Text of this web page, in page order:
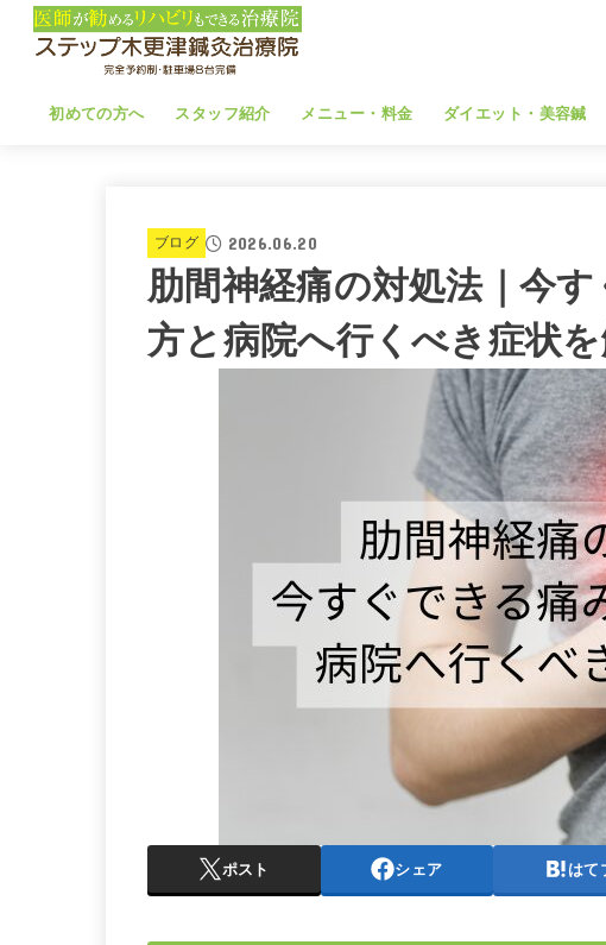
初めての方へ スタッフ紹介 メニュー・料金 ダイエット・美容鍼
ブログ 2026.06.20
肋間神経痛の対処法｜今
方と病院へ行くべき症状
ポスト シェア はて